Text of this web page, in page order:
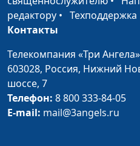
Что хуже:
непостоянство или
боязнь перемен?
Свобода
самовыражения –
редактору • Техподдержка
Контакты
Телекомпания «Три Ангела»
603028, Россия, Нижний
шоссе, 7
Телефон: 8 800 333-84-05
E-mail: mail@3angels.ru